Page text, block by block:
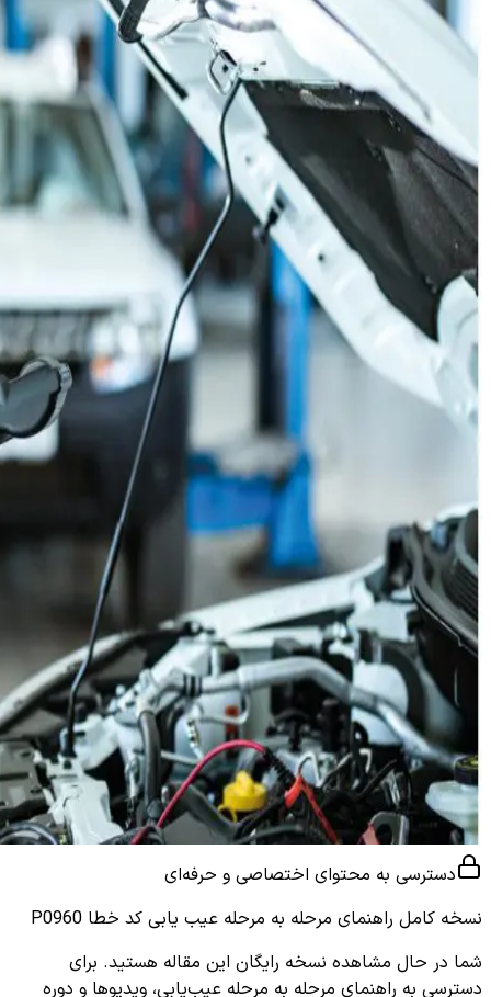
دسترسی به محتوای اختصاصی و حرفه‌ای
نسخه کامل راهنمای مرحله به مرحله عیب یابی کد خطا P0960
شما در حال مشاهده نسخه رایگان این مقاله هستید. برای
دسترسی به راهنمای مرحله به مرحله عیب‌یابی، ویدیوها و دوره